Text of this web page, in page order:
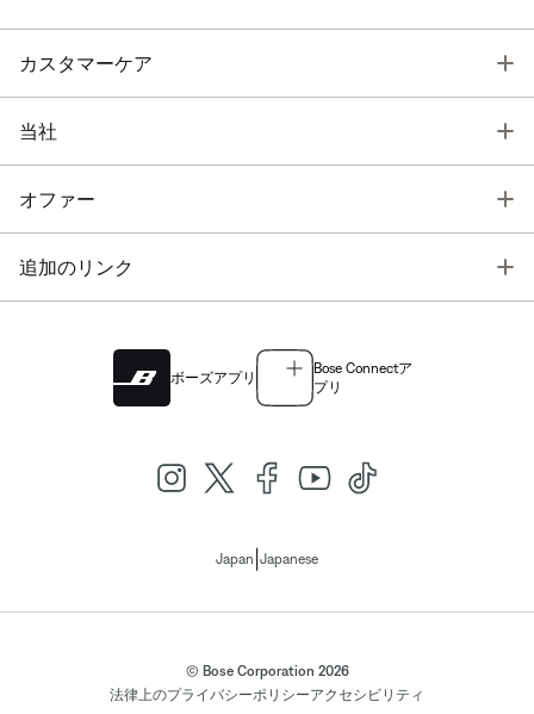
カスタマーケア
当社
オファー
追加のリンク
ボーズアプリ
Bose Connectア
プリ
Japan Japanese
© Bose Corporation 2026
法律上のプライバシーポリシーアクセシビリティ